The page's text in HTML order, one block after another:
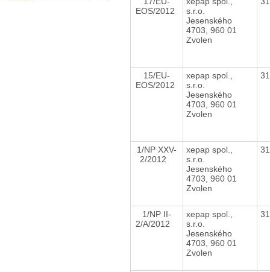
EOS/2012
s.r.o.
Jesenského
4703, 960 01
Zvolen
15/EU-
EOS/2012
xepap spol.,
s.r.o.
Jesenského
4703, 960 01
Zvolen
1/NP XXV-
2/2012
xepap spol.,
s.r.o.
Jesenského
4703, 960 01
Zvolen
1/NP II-
2/A/2012
xepap spol.,
s.r.o.
Jesenského
4703, 960 01
Zvolen